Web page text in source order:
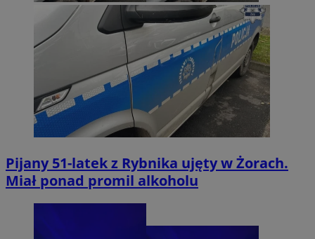
Pijany 51-latek z Rybnika ujęty w Żorach.
Miał ponad promil alkoholu